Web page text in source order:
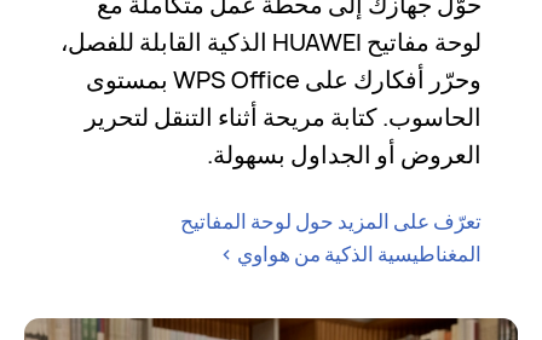
لوحة مفاتيح HUAWEI الذكية القابلة للفصل،
وحرّر أفكارك على WPS Office بمستوى
الحاسوب. كتابة مريحة أثناء التنقل لتحرير
العروض أو الجداول بسهولة.
تعرّف على المزيد حول لوحة المفاتيح
المغناطيسية الذكية من هواوي >